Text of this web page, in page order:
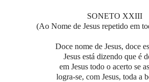
SONETO XXIII
(Ao Nome de Jesus repetido em
Doce nome de Jesus, doce
Jesus está dizendo que é
em Jesus todo o acerto se
logra-se, com Jesus, toda a